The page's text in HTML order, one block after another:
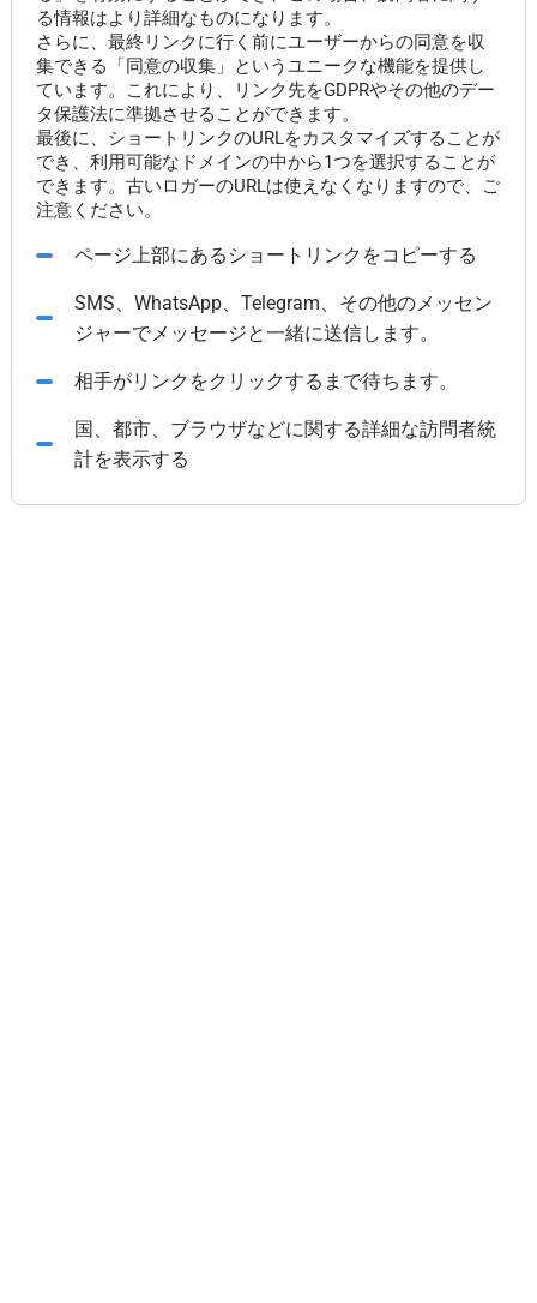
る情報はより詳細なものになります。
さらに、最終リンクに行く前にユーザーからの同意を収
集できる「同意の収集」というユニークな機能を提供し
ています。これにより、リンク先をGDPRやその他のデー
タ保護法に準拠させることができます。
最後に、ショートリンクのURLをカスタマイズすることが
でき、利用可能なドメインの中から1つを選択することが
できます。古いロガーのURLは使えなくなりますので、ご
注意ください。
ページ上部にあるショートリンクをコピーする
SMS、WhatsApp、Telegram、その他のメッセン
ジャーでメッセージと一緒に送信します。
相手がリンクをクリックするまで待ちます。
国、都市、ブラウザなどに関する詳細な訪問者統
計を表示する